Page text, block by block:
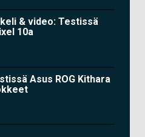
& video: Testissä
10a
Asus ROG Kithara